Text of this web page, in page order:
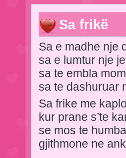
Sa frikë
Sa e madhe nje
sa e lumtur nje
sa te embla
sa te dashuruar
Sa frike me
kur prane s’te
se mos te
gjithmone ne